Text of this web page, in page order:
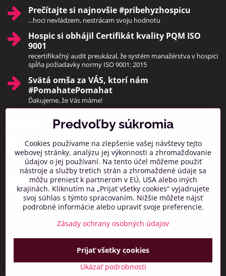
Prečítajte si najnovšie #pribehyzhospicu
...hoci nevládzem, nestrácam svoju hodnotu
Hospic si obhájil Certifikát kvality PQM ISO
9001
recertifikačný audit preukázal, že systém manažérstva v hospici
spĺňa požiadavky normy ISO 9001: 2015
Svätá omša za VÁS, ktorí nám
#PomahatePomahat
Ďakujeme, že Vás máme!
Pridajte sa k nám
Facebook Instagram
Prihlásiť na odber noviniek
©2026Copyright
Predvoľby súkromiaZásady ochrany osobných údajov
Vytvorené pomocou:BiznisWeb.sk
Predvoľby súkromia
Cookies používame na zlepšenie vašej návštevy tejto
webovej stránky, analýzu jej výkonnosti a zhromažďovanie
údajov o jej používaní. Na tento účel môžeme použiť
nástroje a služby tretích strán a zhromaždené údaje sa
môžu preniesť k partnerom v EÚ, USA alebo iných
krajinách. Kliknutím na „Prijať všetky cookies“ vyjadrujete
svoj súhlas s týmto spracovaním. Nižšie môžete nájsť
podrobné informácie alebo upraviť svoje preferencie.
Zásady ochrany osobných údajov
Ukázať podrobnosti
Prijať všetky cookies